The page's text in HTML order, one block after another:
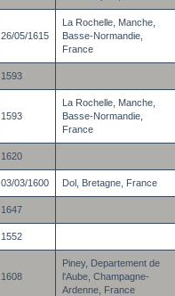
26/05/1615
La Rochelle, Manche,
Basse-Normandie,
France
1593
1593
La Rochelle, Manche,
Basse-Normandie,
France
1620
03/03/1600 Dol, Bretagne, France
1647
1552
1608
Piney, Departement de
l'Aube, Champagne-
Ardenne, France